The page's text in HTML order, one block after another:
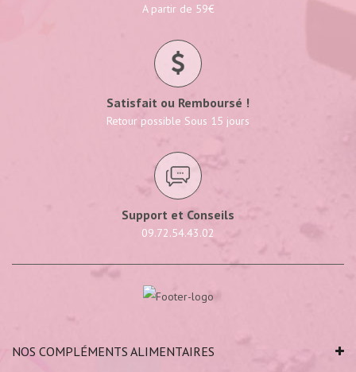
A partir de 59€
Satisfait ou Remboursé !
Retour possible Sous 15 jours
Support et Conseils
09.72.54.43.02
NOS COMPLÉMENTS ALIMENTAIRES